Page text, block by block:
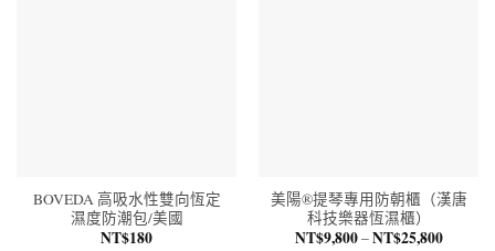
BOVEDA 高吸水性雙向恆定
濕度防潮包/美國
NT$180
美陽®提琴專用防朝櫃（漢唐
科技樂器恆濕櫃）
NT$9,800–NT$25,800價